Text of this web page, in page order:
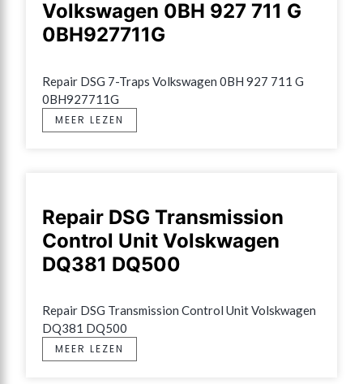
Volkswagen 0BH 927 711 G
0BH927711G
Repair DSG 7-Traps Volkswagen 0BH 927 711 G
0BH927711G
MEER LEZEN
Repair DSG Transmission
Control Unit Volskwagen
DQ381 DQ500
Repair DSG Transmission Control Unit Volskwagen
DQ381 DQ500
MEER LEZEN